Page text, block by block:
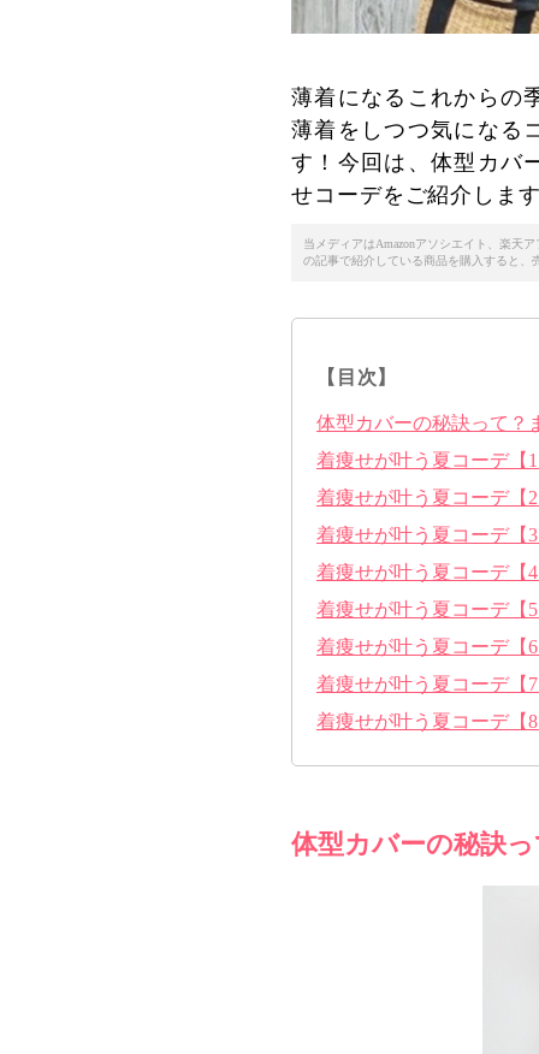
薄着になるこれからの
薄着をしつつ気にな
す！今回は、体型カバ
せコーデをご紹介しま
当メディアはAmazonアソシエイト、楽天
の記事で紹介している商品を購入すると、
【目次】
体型カバーの秘訣って？
着痩せが叶う夏コーデ【
着痩せが叶う夏コーデ【
着痩せが叶う夏コーデ【
着痩せが叶う夏コーデ【
着痩せが叶う夏コーデ【
着痩せが叶う夏コーデ【
着痩せが叶う夏コーデ【
着痩せが叶う夏コーデ【
体型カバーの秘訣